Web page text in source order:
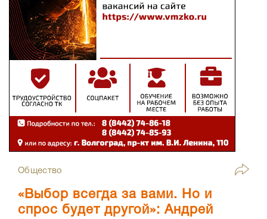
Общество
«Выбор всегда за вами. Но и
спрос будет другой»: Андрей